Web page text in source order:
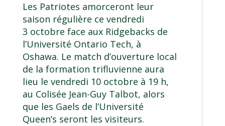
Les Patriotes amorceront leur
saison régulière ce vendredi
3 octobre face aux Ridgebacks de
l’Université Ontario Tech, à
Oshawa. Le match d’ouverture local
de la formation trifluvienne aura
lieu le vendredi 10 octobre à 19 h,
au Colisée Jean-Guy Talbot, alors
que les Gaels de l’Université
Queen’s seront les visiteurs.